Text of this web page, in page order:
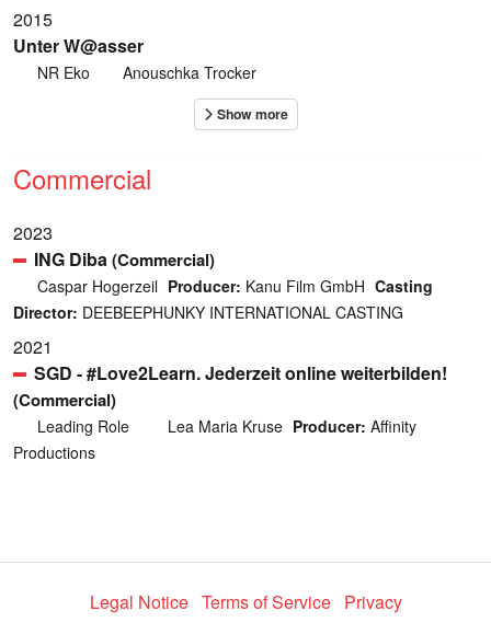
2015
Unter W@asser
NR Eko Anouschka Trocker
Commercial
2023
ING Diba(Commercial)
Caspar Hogerzeil Producer: Kanu Film GmbH Casting
Director: DEEBEEPHUNKY INTERNATIONAL CASTING
2021
SGD - #Love2Learn. Jederzeit online weiterbilden!
(Commercial)
Leading Role Lea Maria Kruse Producer: Affinity
Productions
Legal Notice Terms of Service Privacy